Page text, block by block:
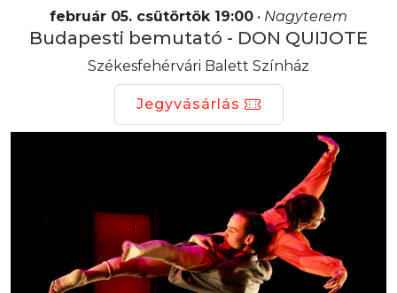
február 05. csütörtök 19:00 • Nagyterem
Budapesti bemutató - DON QUIJOTE
Székesfehérvári Balett Színház
Jegyvásárlás